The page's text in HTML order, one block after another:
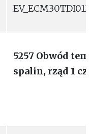
5257 Obwód
spalin, rząd 1